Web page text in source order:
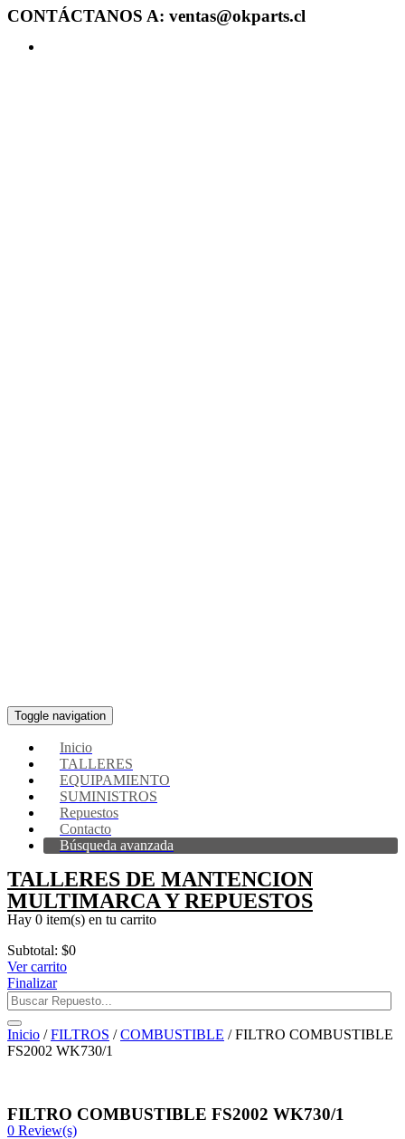
CONTÁCTANOS A: ventas@okparts.cl
Toggle navigation
Inicio
TALLERES
EQUIPAMIENTO
SUMINISTROS
Repuestos
Contacto
Búsqueda avanzada
TALLERES DE MANTENCION
MULTIMARCA Y REPUESTOS
Hay 0 item(s) en tu carrito
Subtotal: $0
Ver carrito
Finalizar
Inicio /FILTROS /COMBUSTIBLE / FILTRO COMBUSTIBLE
FS2002 WK730/1
FILTRO COMBUSTIBLE FS2002 WK730/1
0 Review(s)